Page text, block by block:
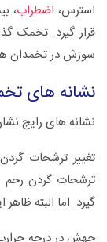
استرس، اضطراب،
قرار گیرد. تخمک
سوزش در تخمدان
نشانه های
نشانه های رایج
تغییر ترشحات
ترشحات گردن رحم
گیرد. اما البته